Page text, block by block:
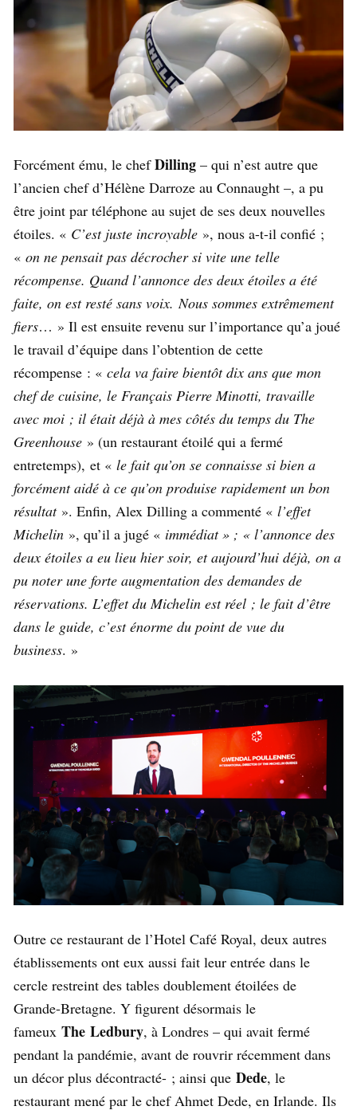
Forcément ému, le chefDilling – qui n’est autre que
l’ancien chef d’Hélène Darroze au Connaught –, a pu
être joint par téléphone au sujet de ses deux nouvelles
étoiles. « C’est juste incroyable », nous a-t-il confié ;
« on ne pensait pas décrocher si vite une telle
récompense. Quand l’annonce des deux étoiles a été
faite, on est resté sans voix. Nous sommes extrêmement
fiers… » Il est ensuite revenu sur l’importance qu’a joué
le travail d’équipe dans l’obtention de cette
récompense : « cela va faire bientôt dix ans que mon
chef de cuisine, le Français Pierre Minotti, travaille
avec moi ; il était déjà à mes côtés du temps du The
Greenhouse » (un restaurant étoilé qui a fermé
entretemps), et « le fait qu’on se connaisse si bien a
forcément aidé à ce qu’on produise rapidement un bon
résultat ». Enfin, Alex Dilling a commenté « l’effet
Michelin », qu’il a jugé « immédiat » ; « l’annonce des
deux étoiles a eu lieu hier soir, et aujourd’hui déjà, on a
pu noter une forte augmentation des demandes de
réservations. L’effet du Michelin est réel ; le fait d’être
dans le guide, c’est énorme du point de vue du
business. »
Outre ce restaurant de l’Hotel Café Royal, deux autres
établissements ont eux aussi fait leur entrée dans le
cercle restreint des tables doublement étoilées de
Grande-Bretagne. Y figurent désormais le
fameux The Ledbury, à Londres – qui avait fermé
pendant la pandémie, avant de rouvrir récemment dans
un décor plus décontracté- ; ainsi que Dede, le
restaurant mené par le chef Ahmet Dede, en Irlande. Ils